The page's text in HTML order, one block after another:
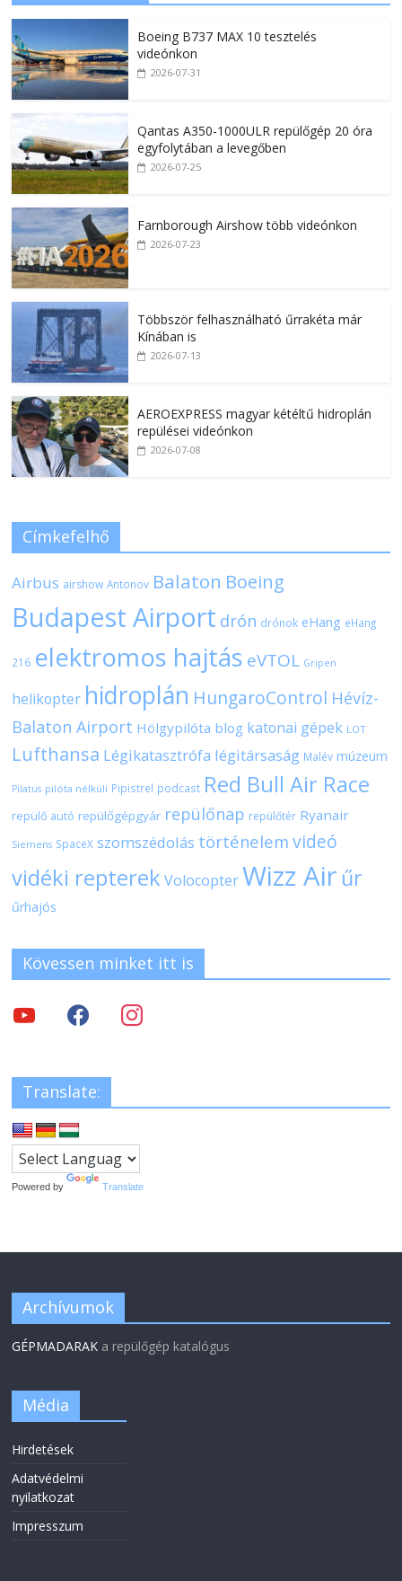
Boeing B737 MAX 10 tesztelés
videónkon
2026-07-31
Qantas A350-1000ULR repülőgép 20 óra
egyfolytában a levegőben
2026-07-25
Farnborough Airshow több videónkon
2026-07-23
Többször felhasználható űrrakéta már
Kínában is
2026-07-13
AEROEXPRESS magyar kétéltű hidroplán
repülései videónkon
2026-07-08
Címkefelhő
Airbus airshow Antonov Balaton Boeing
Budapest Airport drón drónok eHang eHang
216 elektromos hajtás eVTOL Gripen
helikopter hidroplán HungaroControl Hévíz-
Balaton Airport Hölgypilóta blog katonai gépek LOT
Lufthansa Légikatasztrófa légitársaság Malév múzeum
Pilatus pilóta nélküli Pipistrel podcast Red Bull Air Race
repülő autó repülőgépgyár repülőnap repülőtér Ryanair
Siemens SpaceX szomszédolás történelem videó
vidéki repterek Volocopter Wizz Air űr
űrhajós
Kövessen minket itt is
Translate:
Powered by Translate
Archívumok
GÉPMADARAK a repülőgép katalógus
Média
Hirdetések
Adatvédelmi
nyilatkozat
Impresszum